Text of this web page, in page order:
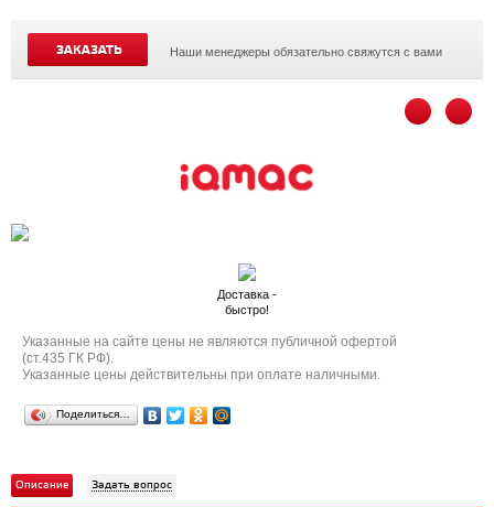
ЗАКАЗАТЬ Наши менеджеры обязательно свяжутся с вами
Доставка -
быстро!
Указанные на сайте цены не являются публичной офертой
(ст.435 ГК РФ).
Указанные цены действительны при оплате наличными.
Поделиться…
Описание Задать вопрос